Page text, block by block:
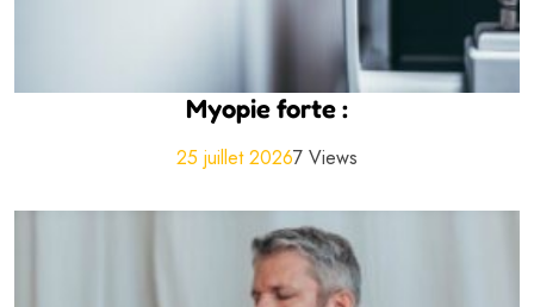
Myopie forte :
25 juillet 20267 Views